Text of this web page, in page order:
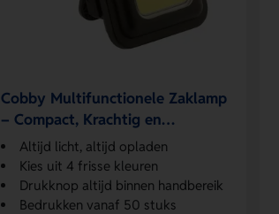
Cobby Multifunctionele Zaklamp
– Compact, Krachtig en
Veelzijdig
Altijd licht, altijd opladen
Kies uit 4 frisse kleuren
Drukknop altijd binnen handbereik
Bedrukken vanaf 50 stuks